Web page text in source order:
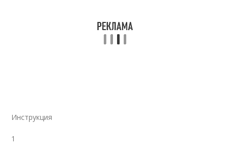
Инструкция
1